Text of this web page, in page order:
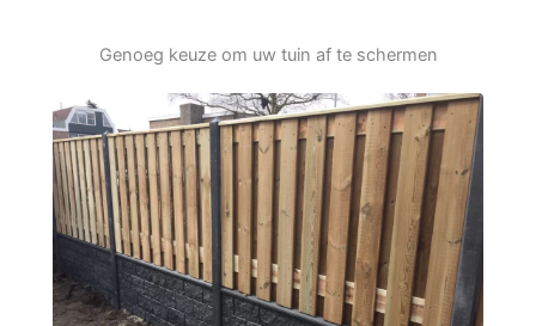
Genoeg keuze om uw tuin af te schermen